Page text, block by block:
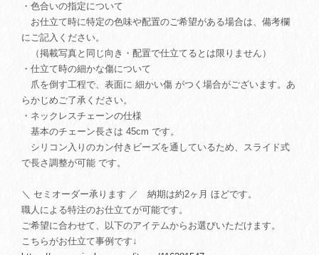
・色合いの指定について
お仕立て時に特定の色味や配置のご希望がある場合は、備考欄
にご記入ください。
（掲載写真と同じ向き・配置で仕立てるとは限りません）
・仕立て時の細かな傷について
爪を倒す工程で、表面に 細かい傷 がつく場合がございます。あ
らかじめご了承ください。
・ネックレスチェーンの仕様
基本のチェーン長さは 45cm です。
シリコン入りのカン付きビーズを通しているため、スライド式
で長さ調整が可能 です。
＼ セミオーダー承ります ／ 納期は約2ヶ月 ほどです。
職人による特注のお仕立てが可能です。
ご希望に合わせて、以下のアイテムからお選びいただけます。
こちらがお仕立て事例です↓